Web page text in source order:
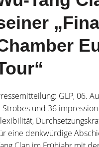
GLP, 06.
Strobes und 36
eine denkwürdige